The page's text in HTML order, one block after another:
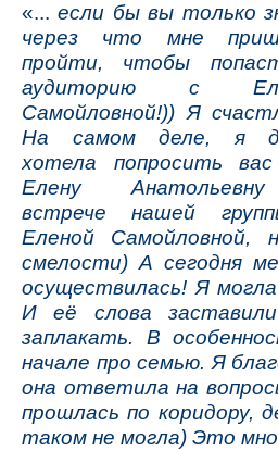
«...если бы вы только
через что мне
пройти, чтобы
аудиторию с
Самойловной!)) Я
На самом деле, я
хотела попросить
Елену
встрече нашей
Еленой
смелости) А сегодня
осуществилась! Я
И её слова
заплакать. В
начале про семью. Я
она ответила на
прошлась по коридору,
таком не могла) Это